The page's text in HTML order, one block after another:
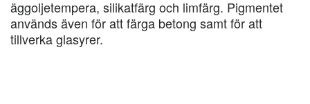
äggoljetempera, silikatfärg och limfärg. Pigmentet
används även för att färga betong samt för att
tillverka glasyrer.